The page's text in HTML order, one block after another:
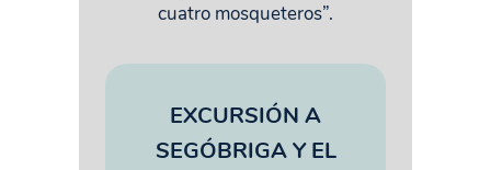
cuatro mosqueteros”.
EXCURSIÓN A
SEGÓBRIGA Y EL